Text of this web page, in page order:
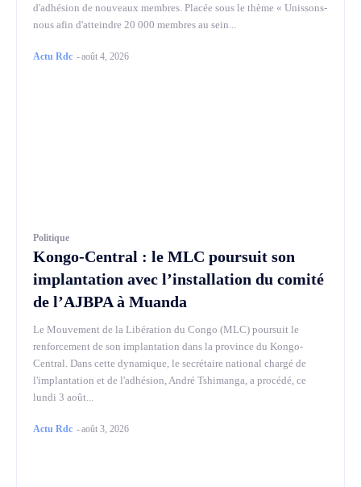
d'adhésion de nouveaux membres. Placée sous le thème « Unissons-
nous afin d'atteindre 20 000 membres au sein...
Actu Rdc -août 4, 2026
Politique
Kongo-Central : le MLC poursuit son
implantation avec l’installation du comité
de l’AJBPA à Muanda
Le Mouvement de la Libération du Congo (MLC) poursuit le
renforcement de son implantation dans la province du Kongo-
Central. Dans cette dynamique, le secrétaire national chargé de
l'implantation et de l'adhésion, André Tshimanga, a procédé, ce
lundi 3 août...
Actu Rdc -août 3, 2026